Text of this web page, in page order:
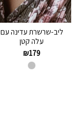
ליב-שרשרת עדינה עם
עלה קטן
₪179